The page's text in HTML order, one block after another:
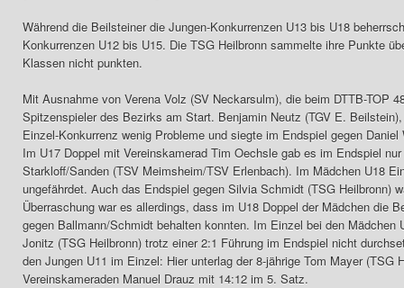
Während die Beilsteiner die Jungen-Konkurrenzen U13 bis U18
Konkurrenzen U12 bis U15. Die TSG Heilbronn sammelte ihre Punkte
Klassen nicht punkten.
Mit Ausnahme von Verena Volz (SV Neckarsulm), die beim DTTB-TOP
Spitzenspieler des Bezirks am Start. Benjamin Neutz (TGV E.
Einzel-Konkurrenz wenig Probleme und siegte im Endspiel gegen
Im U17 Doppel mit Vereinskamerad Tim Oechsle gab es im Endspiel
Starkloff/Sanden (TSV Meimsheim/TSV Erlenbach). Im Mädchen U18
ungefährdet. Auch das Endspiel gegen Silvia Schmidt (TSG Heilbronn)
Überraschung war es allerdings, dass im U18 Doppel der Mädchen die
gegen Ballmann/Schmidt behalten konnten. Im Einzel bei den
Jonitz (TSG Heilbronn) trotz einer 2:1 Führung im Endspiel nicht
den Jungen U11 im Einzel: Hier unterlag der 8-jährige Tom Mayer (TSG
Vereinskameraden Manuel Drauz mit 14:12 im 5. Satz.